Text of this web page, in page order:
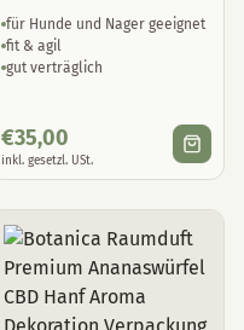
für Hunde und Nager geeignet
fit & agil
gut verträglich
€35,00
inkl. gesetzl. USt.